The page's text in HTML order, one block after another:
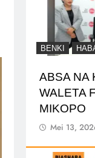
BENKI
ABSA NA
WALETA
MIKOPO
Mei 13,